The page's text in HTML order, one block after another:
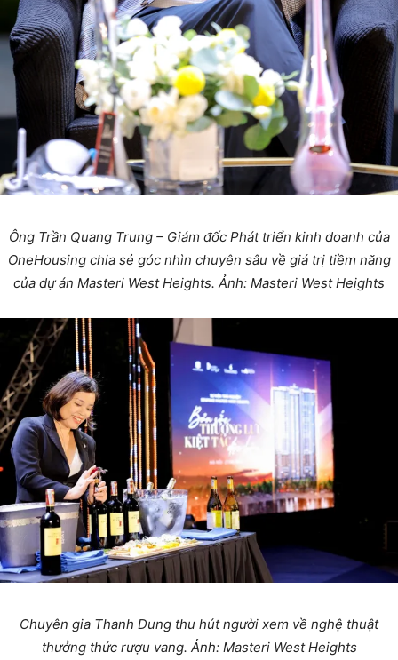
Ông Trần Quang Trung – Giám đốc Phát triển kinh doanh của
OneHousing chia sẻ góc nhìn chuyên sâu về giá trị tiềm năng
của dự án Masteri West Heights. Ảnh: Masteri West Heights
Chuyên gia Thanh Dung thu hút người xem về nghệ thuật
thưởng thức rượu vang. Ảnh: Masteri West Heights